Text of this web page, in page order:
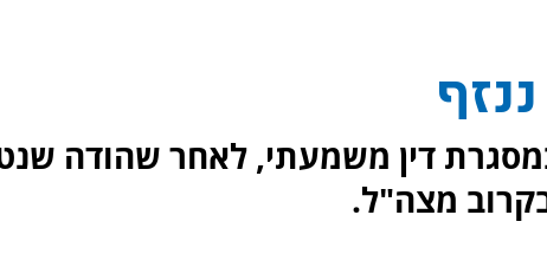
דין משמעתי, לאחר שהודה
מצה"ל.